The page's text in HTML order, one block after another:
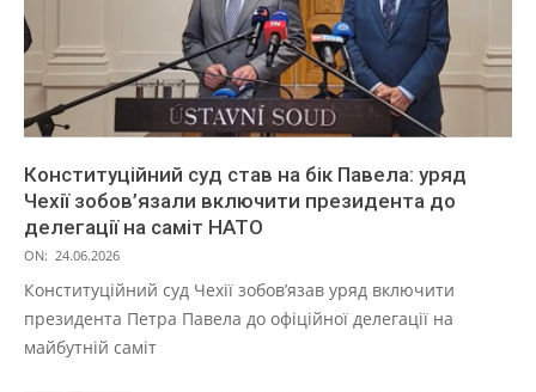
Конституційний суд став на бік Павела: уряд
Чехії зобов’язали включити президента до
делегації на саміт НАТО
ON: 24.06.2026
Конституційний суд Чехії зобов’язав уряд включити
президента Петра Павела до офіційної делегації на
майбутній саміт